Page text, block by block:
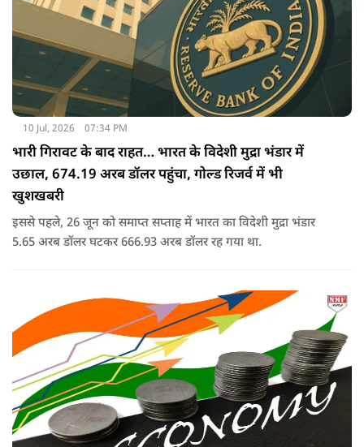
10 Jul, 2026 07:34 PM
भारी गिरावट के बाद राहत… भारत के विदेशी मुद्रा भंडार में
उछाल, 674.19 अरब डॉलर पहुंचा, गोल्ड रिजर्व में भी
खुशखबरी
इससे पहले, 26 जून को समाप्त सप्ताह में भारत का विदेशी मुद्रा भंडार
5.65 अरब डॉलर घटकर 666.93 अरब डॉलर रह गया था.